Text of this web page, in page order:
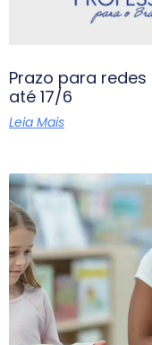
Prazo para
até 17/6
Leia Mais